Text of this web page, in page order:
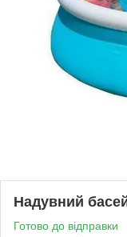
Надувний
Готово до відправки